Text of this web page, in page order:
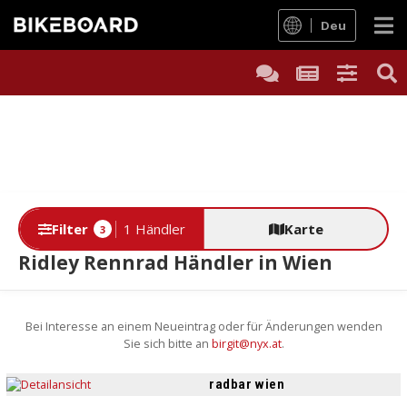
Deu
Filter 3 1 Händler Karte
Ridley Rennrad Händler in Wien
Bei Interesse an einem Neueintrag oder für Änderungen wenden
Sie sich bitte an birgit@nyx.at.
radbar wien